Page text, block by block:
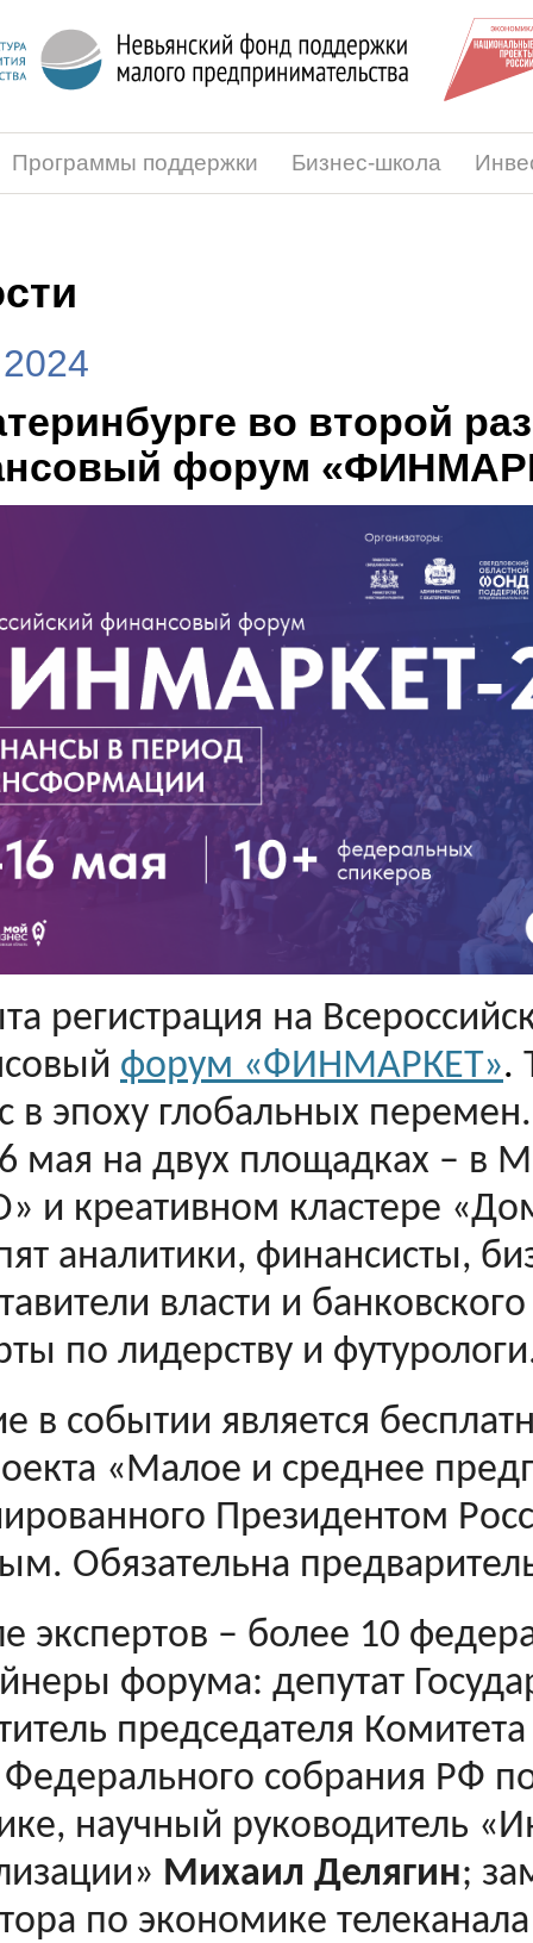
Программы поддержки Бизнес-школа
во второй
форум
регистрация на
форум «ФИНМАРКЕТ».
в эпоху глобальных
мая на двух площадках – в
и креативном кластере
аналитики, финансисты,
власти и
по лидерству и
в событии является
«Малое и среднее
Президентом
Обязательна
экспертов – более 10
форума: депутат
председателя
собрания РФ
научный руководитель
Михаил Делягин;
по экономике